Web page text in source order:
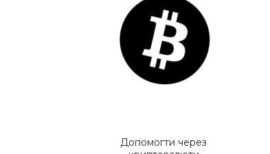
Допомогти через